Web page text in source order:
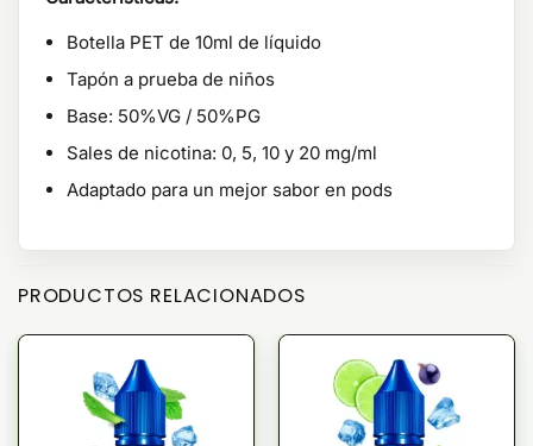
Botella PET de 10ml de líquido
Tapón a prueba de niños
Base: 50%VG / 50%PG
Sales de nicotina: 0, 5, 10 y 20 mg/ml
Adaptado para un mejor sabor en pods
PRODUCTOS RELACIONADOS